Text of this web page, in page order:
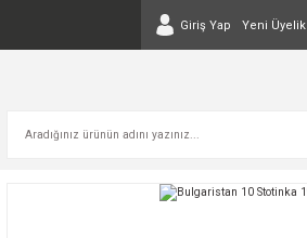
Giriş Yap Yeni Üyelik